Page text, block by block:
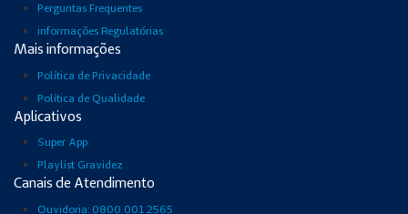
Perguntas Frequentes
informações Regulatórias
Mais informações
Política de Privacidade
Política de Qualidade
Aplicativos
Super App
Playlist Gravidez
Canais de Atendimento
Ouvidoria: 0800 001 2565